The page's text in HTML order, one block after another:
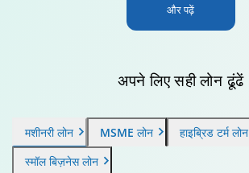
और पढ़ें
अपने लिएसही लोन ढूंढें
मशीनरी लोन MSME लोन
हाइब्रिड टर्म लोन
स्मॉल बिज़नेस लोन